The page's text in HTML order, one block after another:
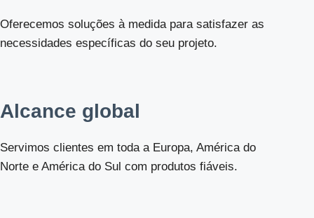
Oferecemos soluções à medida para satisfazer as
necessidades específicas do seu projeto.
Alcance global
Servimos clientes em toda a Europa, América do
Norte e América do Sul com produtos fiáveis.